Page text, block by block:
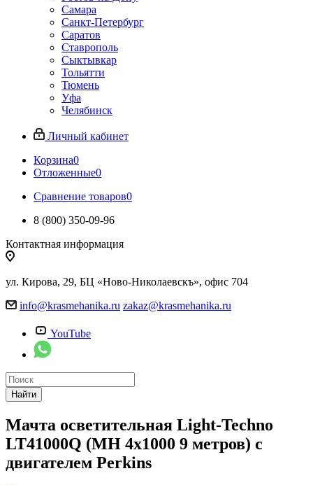
Самара
Санкт-Петербург
Саратов
Ставрополь
Сыктывкар
Тольятти
Тюмень
Уфа
Челябинск
Личный кабинет
Корзина0
Отложенные0
Сравнение товаров0
8 (800) 350-09-96
Контактная информация
ул. Кирова, 29, БЦ «Ново-Николаевскъ», офис 704
info@krasmehanika.ru zakaz@krasmehanika.ru
YouTube
Найти
Мачта осветительная Light-Techno
LT41000Q (MH 4х1000 9 метров) с
двигателем Perkins